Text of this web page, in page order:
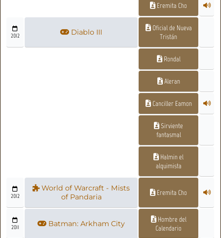
Eremita Cho
2012 Diablo III
Oficial de Nueva
Tristán
Rondal
Aleran
Canciller Eamon
Sirviente
fantasmal
Halmin el
alquimista
2012
World of Warcraft - Mists
of Pandaria
Eremita Cho
2011 Batman: Arkham City
Hombre del
Calendario